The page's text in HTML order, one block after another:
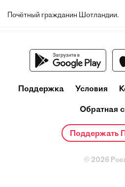
Почётный гражданин Шотландии.
Поддержка Условия
Обратная
Поддержать
© 2026